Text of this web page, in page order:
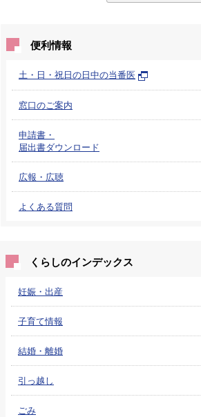
便利情報
土・日・祝日の日中の当番医
窓口のご案内
申請書・
届出書ダウンロード
広報・広聴
よくある質問
くらしのインデックス
妊娠・出産
子育て情報
結婚・離婚
引っ越し
ごみ